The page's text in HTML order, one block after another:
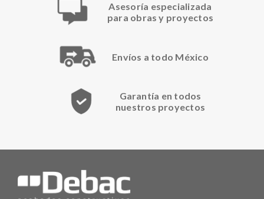
Asesoría especializada
para obras y proyectos
Envíos a todo México
Garantía en todos
nuestros proyectos